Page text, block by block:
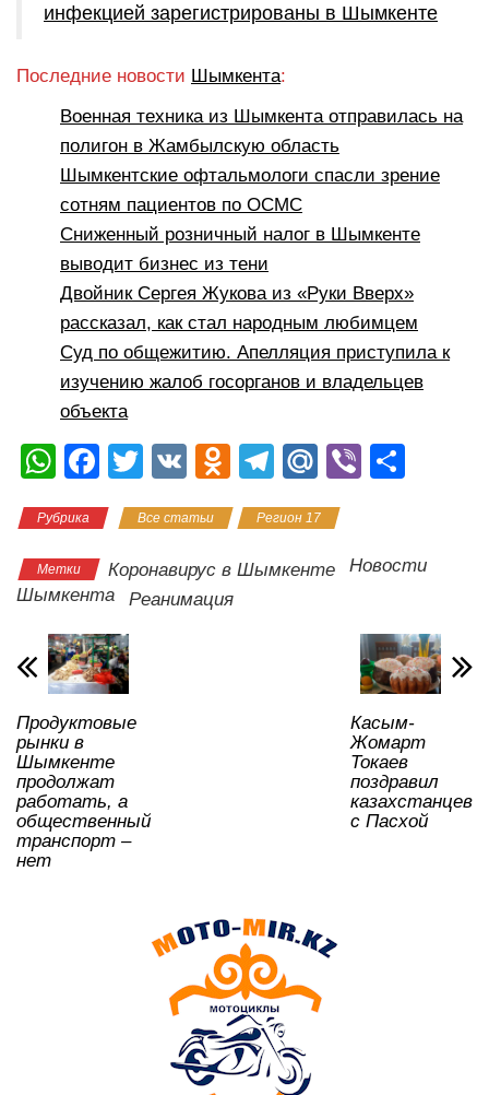
инфекцией зарегистрированы в Шымкенте
Последние новости Шымкента:
Военная техника из Шымкента отправилась на
полигон в Жамбылскую область
Шымкентские офтальмологи спасли зрение
сотням пациентов по ОСМС
Сниженный розничный налог в Шымкенте
выводит бизнес из тени
Двойник Сергея Жукова из «Руки Вверх»
рассказал, как стал народным любимцем
Суд по общежитию. Апелляция приступила к
изучению жалоб госорганов и владельцев
объекта
W
at
s
A
p
p
F
c
e
b
o
o
k
T
tt
er
V
O
n
o
kl
T
e
gr
M
.R
u
Vi
а
и
ть
Рубрика Все статьи Регион 17
Метки Коронавирус в Шымкенте
Новости
Шымкента
Реанимация
Продуктовые
рынки в
Шымкенте
продолжат
работать, а
общественный
транспорт –
нет
Касым-
Жомарт
Токаев
поздравил
казахстанцев
с Пасхой